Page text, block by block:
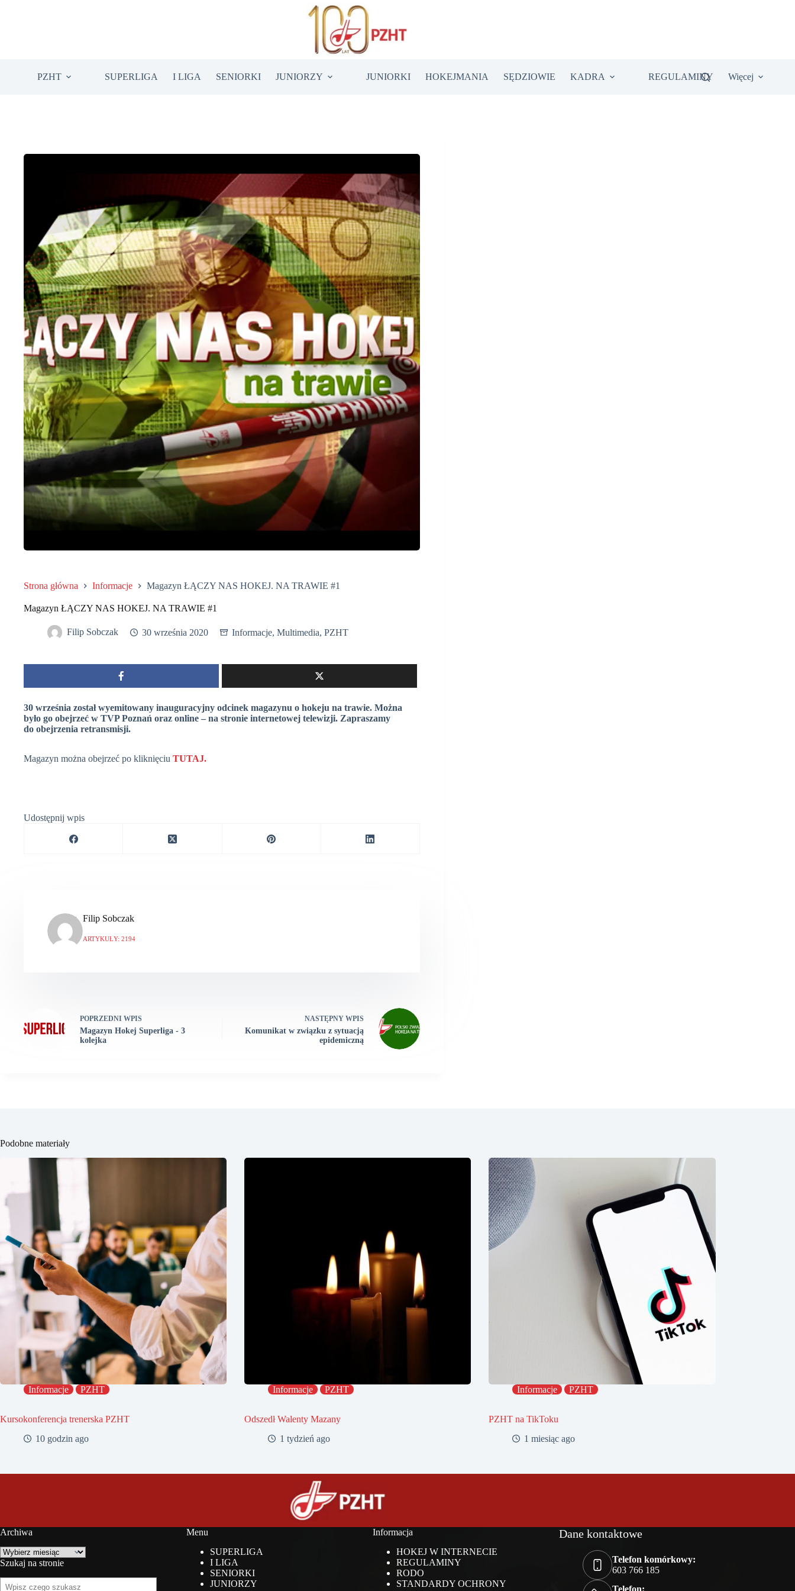
PZHT SUPERLIGA I LIGA SENIORKI JUNIORZY JUNIORKI HOKEJMANIA SĘDZIOWIE KADRA REGULAMINY Więcej
Strona główna Informacje Magazyn ŁĄCZY NAS HOKEJ. NA TRAWIE #1
Magazyn ŁĄCZY NAS HOKEJ. NA TRAWIE #1
Filip Sobczak 30 września 2020 Informacje, Multimedia, PZHT
30 września został wyemitowany inauguracyjny odcinek magazynu o hokeju na trawie. Można
było go obejrzeć w TVP Poznań oraz online – na stronie internetowej telewizji. Zapraszamy
do obejrzenia retransmisji.
Magazyn można obejrzeć po kliknięciu TUTAJ.
Udostępnij wpis
Filip Sobczak
ARTYKUŁY: 2194
POPRZEDNI WPIS
Magazyn Hokej Superliga - 3
kolejka
NASTĘPNY WPIS
Komunikat w związku z sytuacją
epidemiczną
Podobne materiały
Informacje PZHT
Kursokonferencja trenerska PZHT
10 godzin ago
Informacje PZHT
Odszedł Walenty Mazany
1 tydzień ago
Informacje PZHT
PZHT na TikToku
1 miesiąc ago
Archiwa
Archiwa
Szukaj na stronie
Menu
SUPERLIGA
I LIGA
SENIORKI
JUNIORZY
Informacja
HOKEJ W INTERNECIE
REGULAMINY
RODO
STANDARDY OCHRONY
Dane kontaktowe
Telefon komórkowy:
603 766 185